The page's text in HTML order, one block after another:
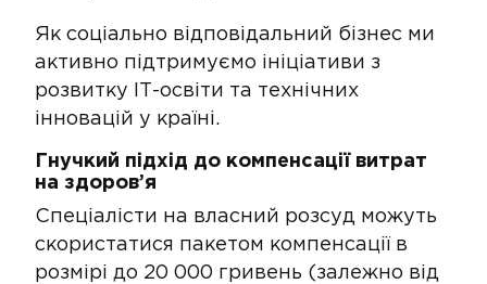
​Як соціально відповідальний бізнес ми
активно підтримуємо ініціативи з
розвитку ІТ-освіти та технічних
інновацій у країні.
​​​Гнучкий підхід до компенсації витрат
на здоров’я​
Спеціалісти на власний розсуд можуть
скористатися пакетом компенсації в
розмірі до 20 000 гривень (залежно від